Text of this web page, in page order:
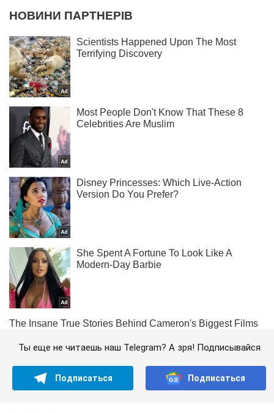
Ты еще не читаешь наш Telegram? А зря! Подписывайся
Подписаться Подписаться